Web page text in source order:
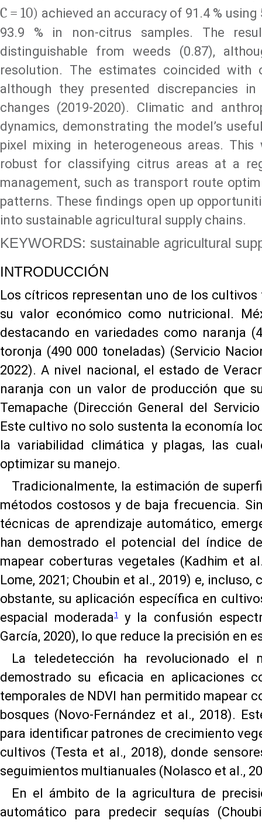
C = 10) achieved an accuracy of 91.4 %
93.9 % in non-citrus samples. The
distinguishable from weeds (0.87),
resolution. The estimates coincided with
although they presented discrepancies
changes (2019-2020). Climatic and
dynamics, demonstrating the model’s
pixel mixing in heterogeneous areas.
robust for classifying citrus areas at a
management, such as transport route
patterns. These findings open up
into sustainable agricultural supply chains.
KEYWORDS: sustainable agricultural
INTRODUCCIÓN
Los cítricos representan uno de los
su valor económico como nutricional.
destacando en variedades como naranja
toronja (490 000 toneladas) (Servicio
2022). A nivel nacional, el estado de
naranja con un valor de producción que
Temapache (Dirección General del
Este cultivo no solo sustenta la economía
la variabilidad climática y plagas, las
optimizar su manejo.
Tradicionalmente, la estimación de
métodos costosos y de baja frecuencia.
técnicas de aprendizaje automático,
han demostrado el potencial del índice
mapear coberturas vegetales (Kadhim et
Lome, 2021; Choubin et al., 2019) e,
obstante, su aplicación específica en
espacial moderada1
y la confusión
García, 2020), lo que reduce la precisión en
La teledetección ha revolucionado
demostrado su eficacia en aplicaciones
temporales de NDVI han permitido mapear
bosques (Novo-Fernández et al., 2018).
para identificar patrones de crecimiento
cultivos (Testa et al., 2018), donde
seguimientos multianuales (Nolasco et al.,
En el ámbito de la agricultura de
automático para predecir sequías